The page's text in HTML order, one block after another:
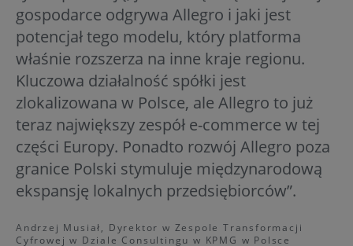
gospodarce odgrywa Allegro i jaki jest
potencjał tego modelu, który platforma
właśnie rozszerza na inne kraje regionu.
Kluczowa działalność spółki jest
zlokalizowana w Polsce, ale Allegro to już
teraz największy zespół e-commerce w tej
części Europy. Ponadto rozwój Allegro poza
granice Polski stymuluje międzynarodową
ekspansję lokalnych przedsiębiorców”.
Andrzej Musiał, Dyrektor w Zespole Transformacji
Cyfrowej w Dziale Consultingu w KPMG w Polsce